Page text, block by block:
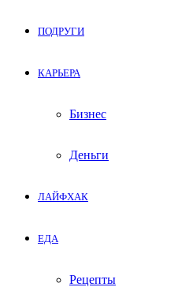
ПОДРУГИ
КАРЬЕРА
Бизнес
Деньги
ЛАЙФХАК
ЕДА
Рецепты